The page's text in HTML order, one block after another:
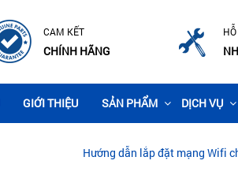
CAM KẾT
CHÍNH HÃNG
GIỚI THIỆU SẢN PHẨM DỊCH VỤ
Hướng dẫn lắp đặt mạng Wifi cho Công ty